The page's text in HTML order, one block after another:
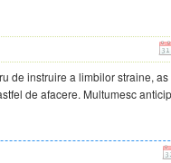
de instruire a limbilor straine,
de afacere. Multumesc